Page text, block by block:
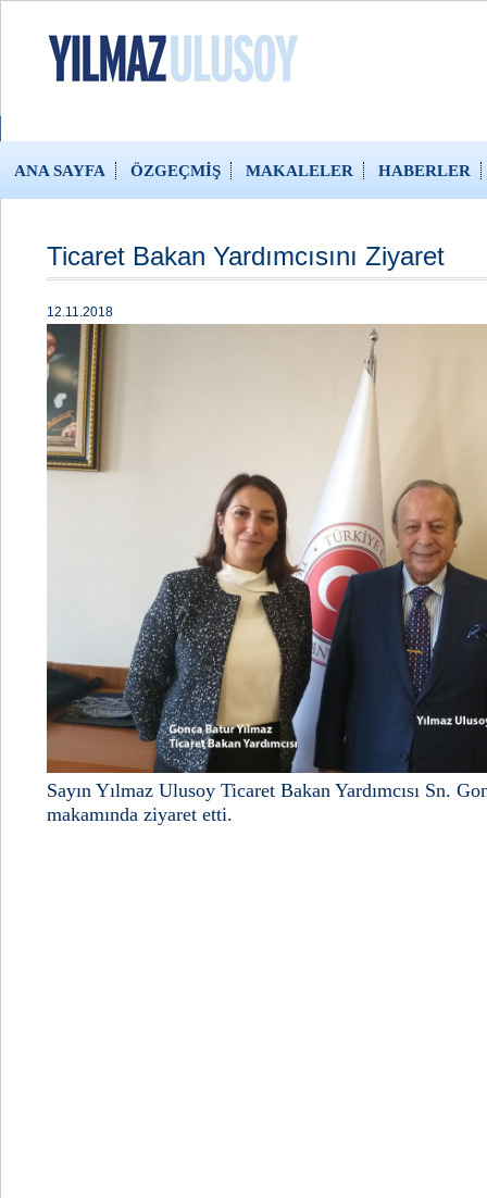
ANA SAYFA ÖZGEÇMİŞ MAKALELER HABERLER
Ticaret Bakan Yardımcısını Ziyaret
12.11.2018
Sayın Yılmaz Ulusoy Ticaret Bakan Yardımcısı Sn.
makamında ziyaret etti.